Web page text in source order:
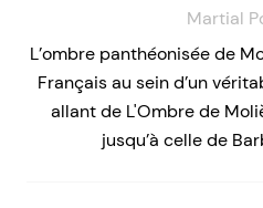
Martial
L’ombre panthéonisée de
Français au sein d’un
allant de L'Ombre de
jusqu’à celle de